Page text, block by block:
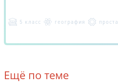
5 класс география
Ещё по теме